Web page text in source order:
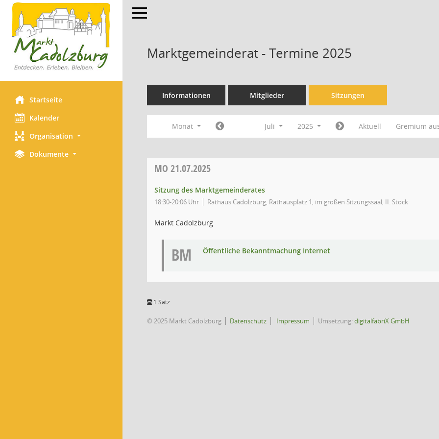
Startseite
Kalender
Organisation
Dokumente
Toggle navigation
Marktgemeinderat - Termine 2025
Informationen Mitglieder Sitzungen
Monat Juli 2025 Aktuell Gremium
MO 21.07.2025
Sitzung des Marktgemeinderates
18:30-20:06 Uhr Rathaus Cadolzburg, Rathausplatz 1, im großen Sitzungssaal, II. Stock
Markt Cadolzburg
BM Öffentliche Bekanntmachung Internet
1 Satz
© 2025 Markt Cadolzburg Datenschutz Impressum Umsetzung:digitalfabriX GmbH